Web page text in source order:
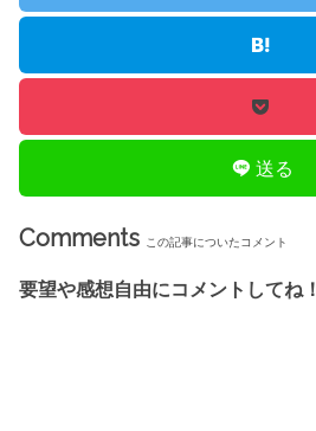
送る
Comments この記事についたコメント
要望や感想自由にコメントしてね！